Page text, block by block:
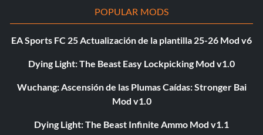
POPULAR MODS
EA Sports FC 25 Actualización de la plantilla 25-26 Mod v6
Dying Light: The Beast Easy Lockpicking Mod v1.0
Wuchang: Ascensión de las Plumas Caídas: Stronger Bai
Mod v1.0
Dying Light: The Beast Infinite Ammo Mod v1.1